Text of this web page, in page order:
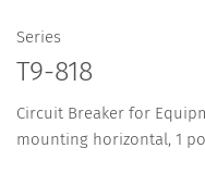
Series
T9-818
Circuit Breaker for
mounting horizontal, 1